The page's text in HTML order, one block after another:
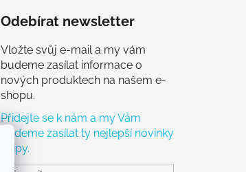
Odebírat newsletter
Vložte svůj e-mail a my vám
budeme zasílat informace o
nových produktech na našem e-
shopu.
Přidejte se k nám a my Vám
budeme zasílat ty nejlepší novinky
a tipy.